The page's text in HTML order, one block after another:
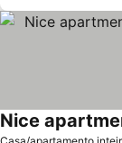
Casa/apartamento